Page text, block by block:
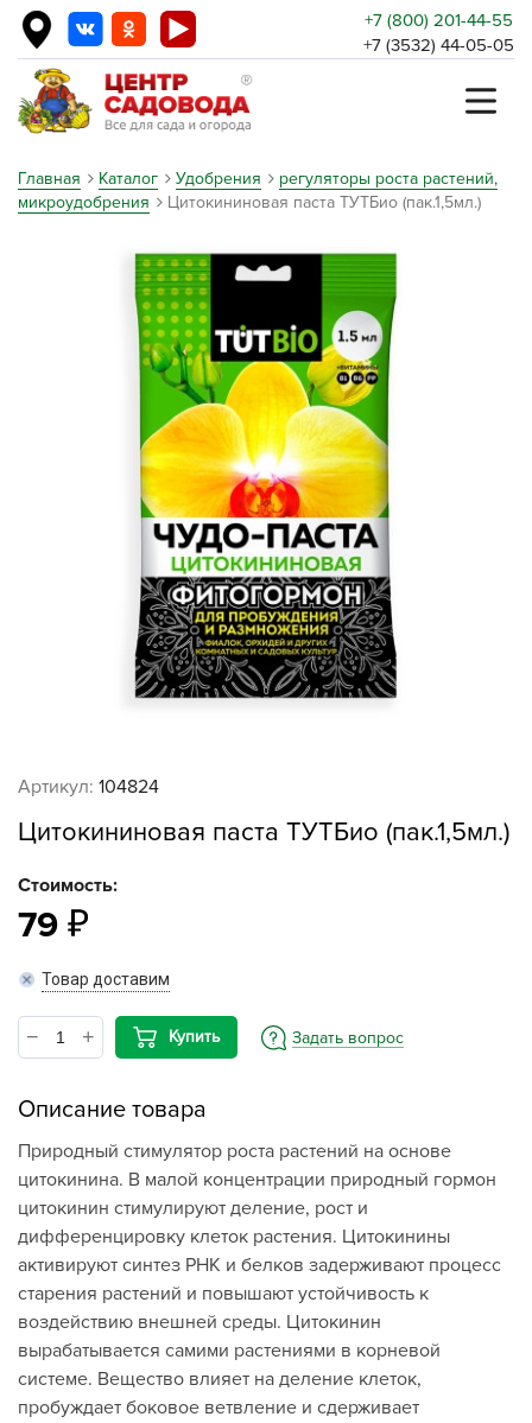
+7 (800) 201-44-55
+7 (3532) 44-05-05
Главная Каталог Удобрения
регуляторы роста растений,
микроудобрения
Цитокининовая паста ТУТБио (пак.1,5мл.)
Артикул: 104824
Цитокининовая паста ТУТБио (пак.1,5мл.)
Стоимость:
79
Товар доставим
Купить Задать вопрос
Описание товара
Природный стимулятор роста растений на основе
цитокинина. В малой концентрации природный гормон
цитокинин стимулируют деление, рост и
дифференцировку клеток растения. Цитокинины
активируют синтез РНК и белков задерживают процесс
старения растений и повышают устойчивость к
воздействию внешней среды. Цитокинин
вырабатывается самими растениями в корневой
системе. Вещество влияет на деление клеток,
пробуждает боковое ветвление и сдерживает